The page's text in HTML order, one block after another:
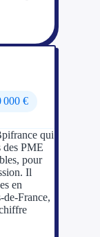
000 €
qui
des PME
pour
Il
en
France,